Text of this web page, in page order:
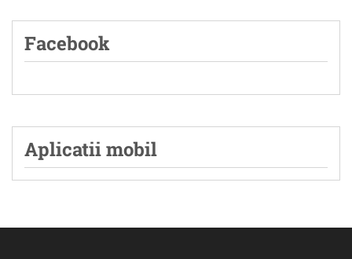
Facebook
Aplicatii mobil